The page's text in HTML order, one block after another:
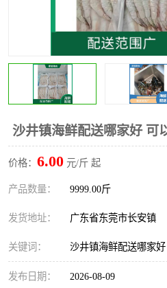
沙井镇海鲜配送哪家好 可
价格： 6.00 元/斤 起
产品数量： 9999.00斤
发货地址： 广东省东莞市长安镇
关键词： 沙井镇海鲜配送哪家好
发布日期： 2026-08-09